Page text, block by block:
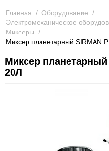
Главная / Оборудование /
Электромеханическое
Миксеры /
Миксер планетарный SIRMAN
Миксер планетарный
20Л